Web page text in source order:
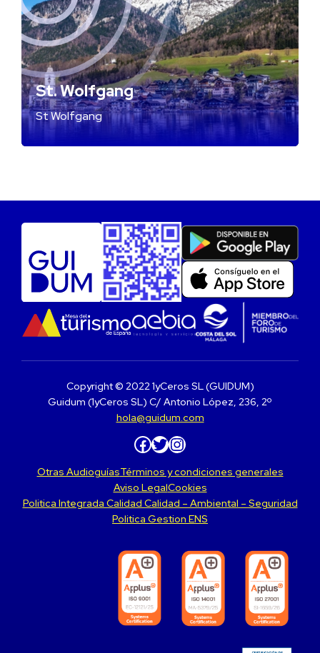
St. Wolfgang
St Wolfgang
Copyright © 2022 1yCeros SL (GUIDUM)
Guidum (1yCeros SL) C/ Antonio López, 236, 2º
hola@guidum.com
Facebook Twitter Instagram
Otras AudioguíasTérminos y condiciones generales
Aviso LegalCookies
Politica Integrada Calidad Calidad – Ambiental – Seguridad
Politica Gestion ENS